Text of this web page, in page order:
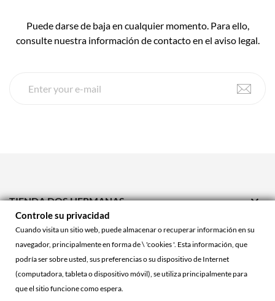
Puede darse de baja en cualquier momento. Para ello,
consulte nuestra información de contacto en el aviso legal.
TIENDA DOS HERMANAS 
TIENDA ONLINE 
ACCOUNT
Controle su privacidad
Cuando visita un sitio web, puede almacenar o recuperar información en su
navegador, principalmente en forma de \ 'cookies '. Esta información, que
podría ser sobre usted, sus preferencias o su dispositivo de Internet
(computadora, tableta o dispositivo móvil), se utiliza principalmente para
que el sitio funcione como espera.